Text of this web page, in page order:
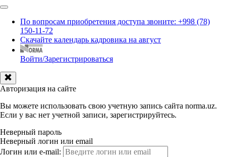
По вопросам приобретения доступа звоните: +998 (78)
150-11-72
Скачайте календарь кадровика на август
Войти/Зарегистрироваться
Авторизация на сайте
Вы можете использовать свою учетную запись сайта norma.uz.
Если у вас нет учетной записи, зарегистрируйтесь.
Неверный пароль
Неверный логин или email
Логин или e-mail: